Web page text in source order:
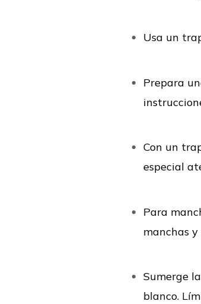
Usa un
Prepara
Con un
especial
Para
manchas
Sumerge
blanco.